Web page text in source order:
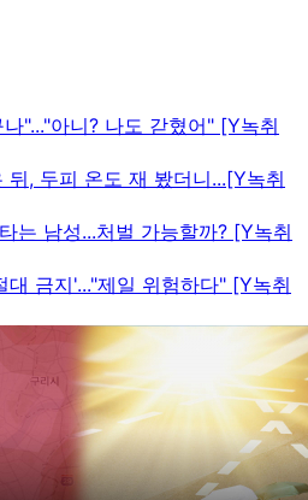
"..."아니? 나도 갇혔어" [Y녹취
, 두피 온도 재 봤더니...[Y녹취
는 남성...처벌 가능할까? [Y녹취
금지'..."제일 위험하다" [Y녹취